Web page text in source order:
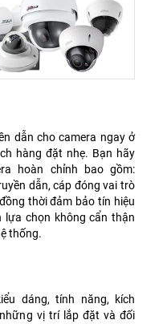
dẫn cho camera ngay ở
hàng đặt nhẹ. Bạn hãy
hoàn chỉnh bao gồm:
dẫn, cáp đóng vai trò
thời đảm bảo tín hiệu
lựa chọn không cẩn thận
thống.
dáng, tính năng, kích
vị trí lắp đặt và đối